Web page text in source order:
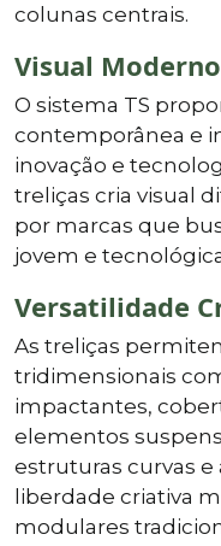
colunas centrais.
Visual
O sistema TS
contemporânea e
inovação e
treliças cria visual
por marcas que
jovem e
Versatilidade
As treliças
tridimensionais
impactantes,
elementos
estruturas curvas e
liberdade criativa
modulares